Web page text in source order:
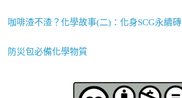
咖啡渣不渣？化學故事(二)：化身SCG永續磚
防災包必備化學物質